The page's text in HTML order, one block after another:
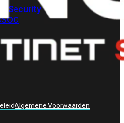
Security
SOC
Algemene Voorwaarden